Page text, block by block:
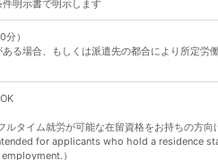
明示書で明示します
）
る場合、もしくは派遣先の都合により所定労
ルタイム就労が可能な在留資格をお持ちの方向
for applicants who hold a residence
）